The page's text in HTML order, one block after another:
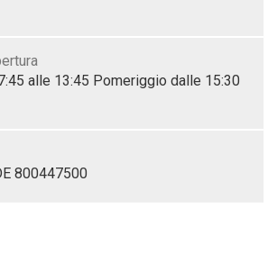
alle 13:45 Pomeriggio dalle 15:30
800447500